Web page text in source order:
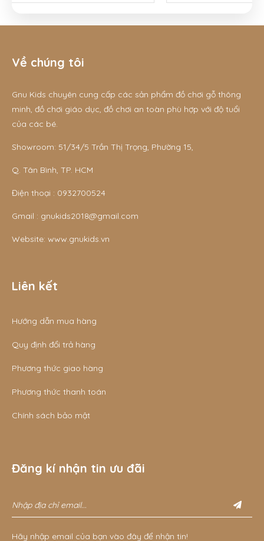
Về chúng tôi
Gnu Kids chuyên cung cấp các sản phẩm đồ chơi gỗ thông
minh, đồ chơi giáo dục, đồ chơi an toàn phù hợp với độ tuổi
của các bé.
Showroom: 51/34/5 Trần Thị Trọng, Phường 15,
Q. Tân Bình, TP. HCM
Điện thoại : 0932700524
Gmail : gnukids2018@gmail.com
Website: www.gnukids.vn
Liên kết
Hướng dẫn mua hàng
Quy định đổi trả hàng
Phương thức giao hàng
Phương thức thanh toán
Chính sách bảo mật
Đăng kí nhận tin ưu đãi
Hãy nhập email của bạn vào đây để nhận tin!